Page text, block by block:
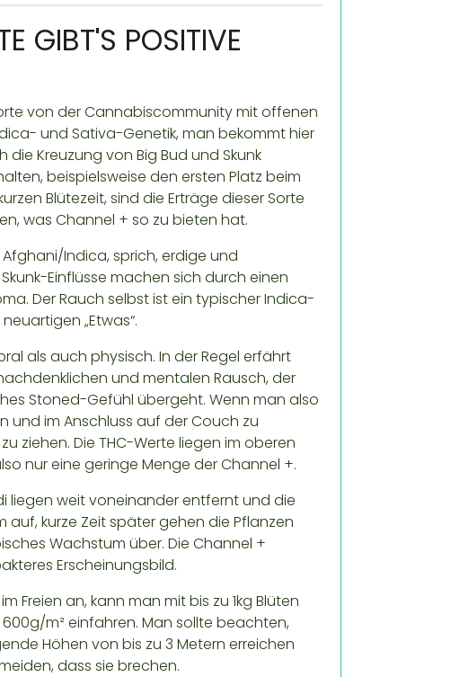
GIBT'S POSITIVE
von der Cannabiscommunity mit offenen
und Sativa-Genetik, man bekommt hier
Kreuzung von Big Bud und Skunk
beispielsweise den ersten Platz beim
Blütezeit, sind die Erträge dieser Sorte
was Channel + so zu bieten hat.
Indica, sprich, erdige und
Einflüsse machen sich durch einen
Der Rauch selbst ist ein typischer Indica-
„Etwas“.
als auch physisch. In der Regel erfährt
und mentalen Rausch, der
Stoned-Gefühl übergeht. Wenn man also
und im Anschluss auf der Couch zu
ziehen. Die THC-Werte liegen im oberen
nur eine geringe Menge der Channel +.
liegen weit voneinander entfernt und die
kurze Zeit später gehen die Pflanzen
Wachstum über. Die Channel +
Erscheinungsbild.
Freien an, kann man mit bis zu 1kg Blüten
m² einfahren. Man sollte beachten,
Höhen von bis zu 3 Metern erreichen
dass sie brechen.